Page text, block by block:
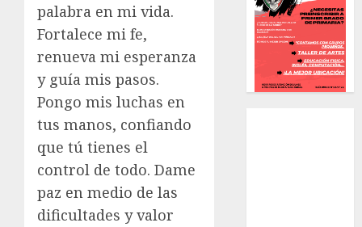
palabra en mi vida.
Fortalece mi fe,
renueva mi esperanza
y guía mis pasos.
Pongo mis luchas en
tus manos, confiando
que tú tienes el
control de todo. Dame
paz en medio de las
dificultades y valor